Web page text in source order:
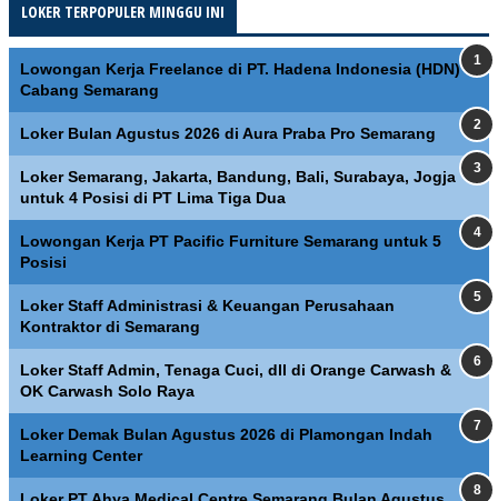
LOKER TERPOPULER MINGGU INI
Lowongan Kerja Freelance di PT. Hadena Indonesia (HDN)
Cabang Semarang
Loker Bulan Agustus 2026 di Aura Praba Pro Semarang
Loker Semarang, Jakarta, Bandung, Bali, Surabaya, Jogja
untuk 4 Posisi di PT Lima Tiga Dua
Lowongan Kerja PT Pacific Furniture Semarang untuk 5
Posisi
Loker Staff Administrasi & Keuangan Perusahaan
Kontraktor di Semarang
Loker Staff Admin, Tenaga Cuci, dll di Orange Carwash &
OK Carwash Solo Raya
Loker Demak Bulan Agustus 2026 di Plamongan Indah
Learning Center